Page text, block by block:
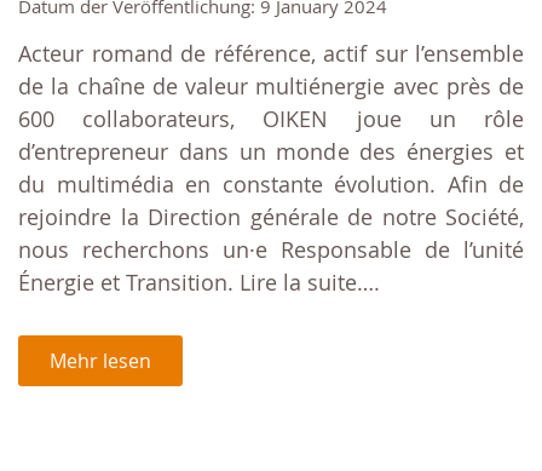
Datum der Veröffentlichung: 9 January 2024
Acteur romand de référence, actif sur l’ensemble
de la chaîne de valeur multiénergie avec près de
600 collaborateurs, OIKEN joue un rôle
d’entrepreneur dans un monde des énergies et
du multimédia en constante évolution. Afin de
rejoindre la Direction générale de notre Société,
nous recherchons un·e Responsable de l’unité
Énergie et Transition. Lire la suite….
Mehr lesen